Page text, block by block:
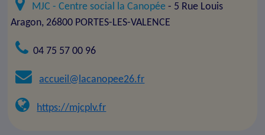
MJC - Centre social la Canopée - 5 Rue Louis
Aragon, 26800 PORTES-LES-VALENCE
04 75 57 00 96
accueil@lacanopee26.fr
https://mjcplv.fr